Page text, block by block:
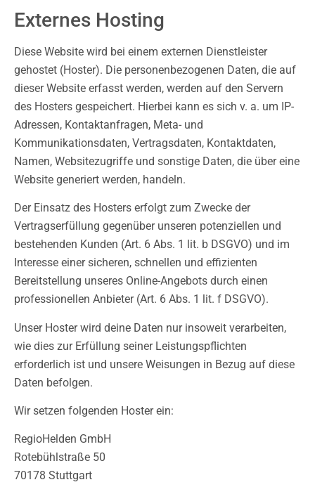
Externes Hosting
Diese Website wird bei einem externen Dienstleister
gehostet (Hoster). Die personenbezogenen Daten, die auf
dieser Website erfasst werden, werden auf den Servern
des Hosters gespeichert. Hierbei kann es sich v. a. um IP-
Adressen, Kontaktanfragen, Meta- und
Kommunikationsdaten, Vertragsdaten, Kontaktdaten,
Namen, Websitezugriffe und sonstige Daten, die über eine
Website generiert werden, handeln.
Der Einsatz des Hosters erfolgt zum Zwecke der
Vertragserfüllung gegenüber unseren potenziellen und
bestehenden Kunden (Art. 6 Abs. 1 lit. b DSGVO) und im
Interesse einer sicheren, schnellen und effizienten
Bereitstellung unseres Online-Angebots durch einen
professionellen Anbieter (Art. 6 Abs. 1 lit. f DSGVO).
Unser Hoster wird deine Daten nur insoweit verarbeiten,
wie dies zur Erfüllung seiner Leistungspflichten
erforderlich ist und unsere Weisungen in Bezug auf diese
Daten befolgen.
Wir setzen folgenden Hoster ein:
RegioHelden GmbH
Rotebühlstraße 50
70178 Stuttgart